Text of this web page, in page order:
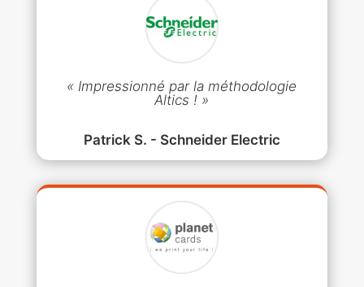
« Impressionné par la méthodologie
Altics ! »
Patrick S. - Schneider Electric